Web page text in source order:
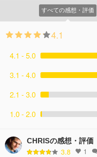
すべての感想・評価
4.1
4.1 - 5.0
3.1 - 4.0
2.1 - 3.0
1.0 - 2.0
CHRISの感想・評価
3.8 1